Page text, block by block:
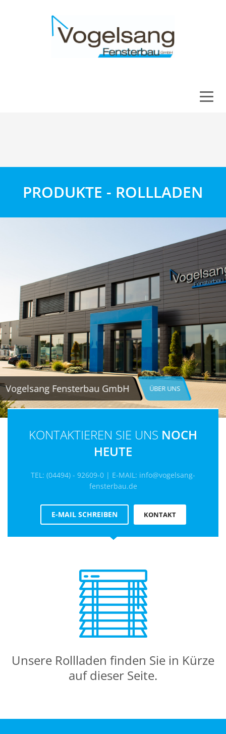
PRODUKTE - ROLLLADEN
Vogelsang Fensterbau GmbH ÜBER UNS
KONTAKTIEREN SIE UNS NOCH
HEUTE
TEL: (04494) - 92609-0 | E-MAIL: info@vogelsang-
fensterbau.de
E-MAIL SCHREIBEN KONTAKT
Unsere Rollladen finden Sie in Kürze
auf dieser Seite.